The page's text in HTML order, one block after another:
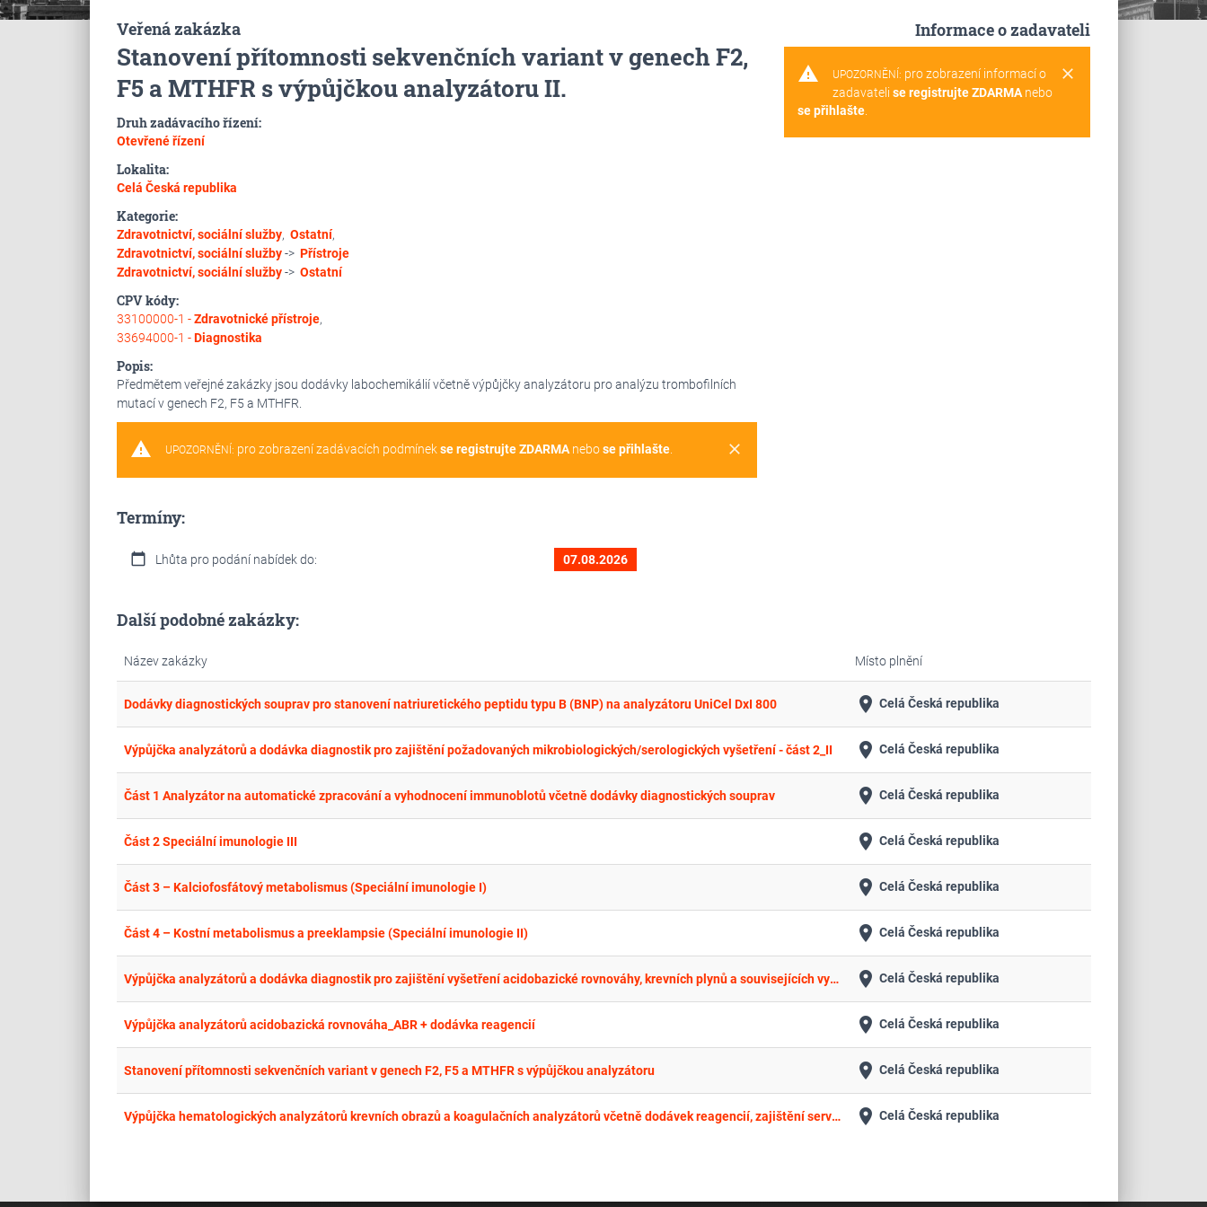
Veřená zakázka
Stanovení přítomnosti sekvenčních variant v genech F2,
F5 a MTHFR s výpůjčkou analyzátoru II.
Druh zadávacího řízení:
Otevřené řízení
Lokalita:
Celá Česká republika
Kategorie:
Zdravotnictví, sociální služby, Ostatní,
Zdravotnictví, sociální služby-> Přístroje
Zdravotnictví, sociální služby-> Ostatní
CPV kódy:
33100000-1 -Zdravotnické přístroje,
33694000-1 -Diagnostika
Popis:
Předmětem veřejné zakázky jsou dodávky labochemikálií včetně výpůjčky analyzátoru pro analýzu trombofilních
mutací v genech F2, F5 a MTHFR.
warning clear
UPOZORNĚNÍ: pro zobrazení zadávacích podmínekse registrujte ZDARMAnebose přihlašte.
Termíny:
calendar_today Lhůta pro podání nabídek do: 07.08.2026
Informace o zadavateli
warning clear
UPOZORNĚNÍ: pro zobrazení informací o
zadavateli se registrujte ZDARMAnebo
se přihlašte.
Další podobné zakázky:
Název zakázky Místo plnění
Dodávky diagnostických souprav pro stanovení natriuretického peptidu typu B (BNP) na analyzátoru UniCel DxI 800 place Celá Česká republika
Výpůjčka analyzátorů a dodávka diagnostik pro zajištění požadovaných mikrobiologických/serologických vyšetření - část 2_II place Celá Česká republika
Část 1 Analyzátor na automatické zpracování a vyhodnocení immunoblotů včetně dodávky diagnostických souprav place Celá Česká republika
Část 2 Speciální imunologie III place Celá Česká republika
Část 3 – Kalciofosfátový metabolismus (Speciální imunologie I) place Celá Česká republika
Část 4 – Kostní metabolismus a preeklampsie (Speciální imunologie II) place Celá Česká republika
Výpůjčka analyzátorů a dodávka diagnostik pro zajištění vyšetření acidobazické rovnováhy, krevních plynů a souvisejících vyšetření z plné krve place Celá Česká republika
Výpůjčka analyzátorů acidobazická rovnováha_ABR + dodávka reagencií place Celá Česká republika
Stanovení přítomnosti sekvenčních variant v genech F2, F5 a MTHFR s výpůjčkou analyzátoru place Celá Česká republika
Výpůjčka hematologických analyzátorů krevních obrazů a koagulačních analyzátorů včetně dodávek reagencií, zajištění servisní podpory a middleware place Celá Česká republika